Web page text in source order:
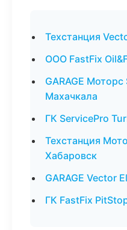
Техстанция
ООО FastFix
GARAGE
Махачкала
ГК ServicePro
Техстанция
Хабаровск
GARAGE Vector
ГК FastFix